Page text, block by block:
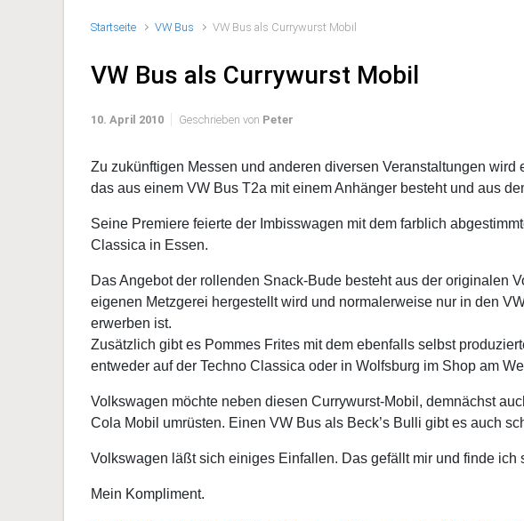
Startseite VW Bus VW Bus als Currywurst Mobil
VW Bus als Currywurst Mobil
10. April 2010 Geschrieben von Peter
Zu zukünftigen Messen und anderen diversen Veranstaltungen
das aus einem VW Bus T2a mit einem Anhänger besteht und aus
Seine Premiere feierte der Imbisswagen mit dem farblich
Classica in Essen.
Das Angebot der rollenden Snack-Bude besteht aus der originalen
eigenen Metzgerei hergestellt wird und normalerweise nur in den
erwerben ist.
Zusätzlich gibt es Pommes Frites mit dem ebenfalls selbst
entweder auf der Techno Classica oder in Wolfsburg im Shop am
Volkswagen möchte neben diesen Currywurst-Mobil, demnächst
Cola Mobil umrüsten. Einen VW Bus als Beck’s Bulli gibt es auch
Volkswagen läßt sich einiges Einfallen. Das gefällt mir und finde ich
Mein Kompliment.